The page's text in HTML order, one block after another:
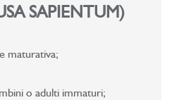
SAPIENTUM)
maturativa;
o adulti immaturi;